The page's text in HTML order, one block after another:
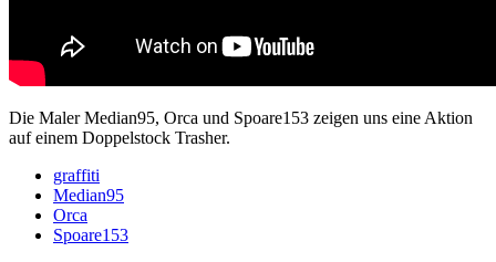
Die Maler Median95, Orca und Spoare153 zeigen uns eine Aktion
auf einem Doppelstock Trasher.
graffiti
Median95
Orca
Spoare153